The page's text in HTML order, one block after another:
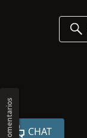
CHAT
Comentarios